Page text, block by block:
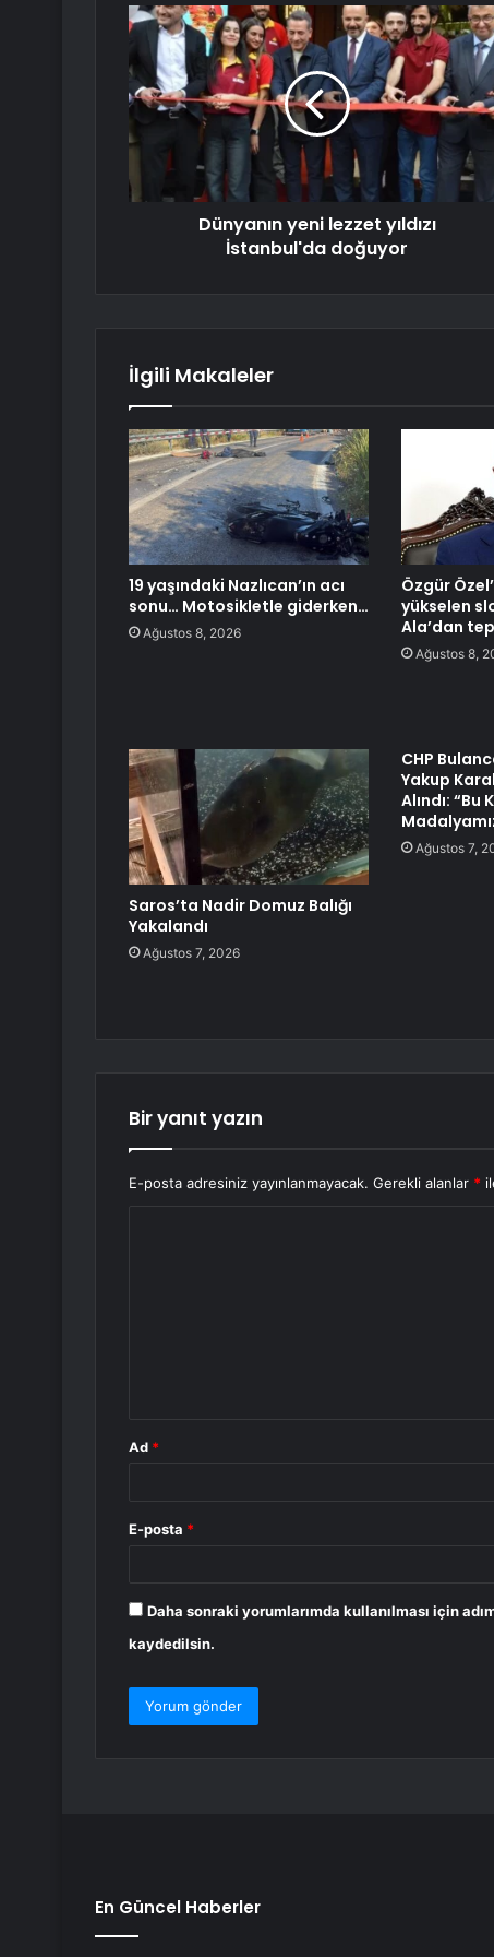
Dünyanın yeni lezzet yıldızı
İstanbul'da doğuyor
İlgili Makaleler
19 yaşındaki Nazlıcan’ın acı
sonu… Motosikletle giderken…
Ağustos 8, 2026
Özgür
yükselen
Ala’dan
Ağustos 8,
Saros’ta Nadir Domuz Balığı
Yakalandı
Ağustos 7, 2026
CHP
Yakup
Alındı:
Ağustos 7,
Bir yanıt yazın
E-posta adresiniz yayınlanmayacak. Gerekli alanlar *
Ad *
E-posta *
Daha sonraki yorumlarımda kullanılması için
kaydedilsin.
En Güncel Haberler